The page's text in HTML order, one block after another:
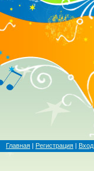
Главная | Регистрация | Вход